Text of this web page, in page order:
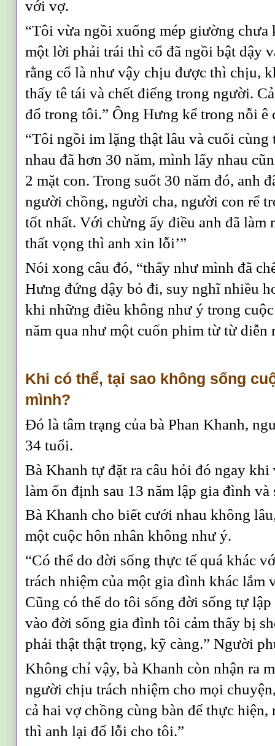
với vợ.
“Tôi vừa ngồi xuống mép giường
một lời phải trái thì cổ đã ngồi bật dậy
rằng cổ là như vậy chịu được thì chịu,
thấy tê tái và chết điếng trong người.
đổ trong tôi.” Ông Hưng kể trong nỗi ê
“Tôi ngồi im lặng thật lâu và cuối cùng
nhau đã hơn 30 năm, mình lấy nhau
2 mặt con. Trong suốt 30 năm đó, anh
người chồng, người cha, người con rể
tốt nhất. Với chừng ấy điều anh đã làm
thất vọng thì anh xin lỗi’”
Nói xong câu đó, “thấy như mình đã
Hưng đứng dậy bỏ đi, suy nghĩ nhiều
khi những điều không như ý trong
năm qua như một cuốn phim từ từ diễn
Khi có thể, tại sao không sống
mình?
Đó là tâm trạng của bà Phan Khanh,
34 tuổi.
Bà Khanh tự đặt ra câu hỏi đó ngay
làm ổn định sau 13 năm lập gia đình và
Bà Khanh cho biết cưới nhau không
một cuộc hôn nhân không như ý.
“Có thể do đời sống thực tế quá khác
trách nhiệm của một gia đình khác lắm
Cũng có thể do tôi sống đời sống tự
vào đời sống gia đình tôi cảm thấy bị
phải thật thật trọng, kỹ càng.” Người
Không chỉ vậy, bà Khanh còn nhận ra
người chịu trách nhiệm cho mọi
cả hai vợ chồng cùng bàn để thực
thì anh lại đổ lỗi cho tôi.”